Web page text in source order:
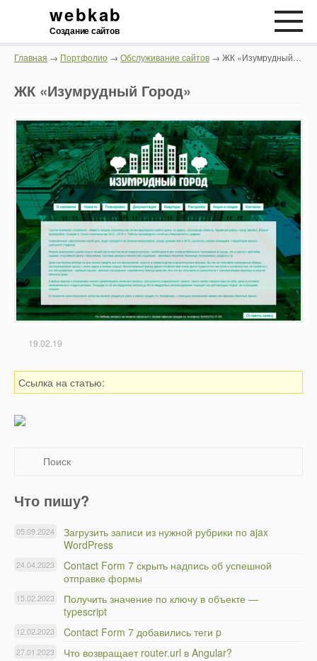
webkab
Создание сайтов
ЖК «Изумрудный Город»
19.02.19
Ссылка на статью:
Что пишу?
Загрузить записи из нужной рубрики по ajax
WordPress
05.09.2024
Contact Form 7 скрыть надпись об успешной
отправке формы
24.04.2023
Получить значение по ключу в объекте —
typescript
15.02.2023
Contact Form 7 добавились теги p
12.02.2023
Что возвращает router.url в Angular?
27.01.2023
Главная → Портфолио → Обслуживание сайтов → ЖК «Изумрудный Город»